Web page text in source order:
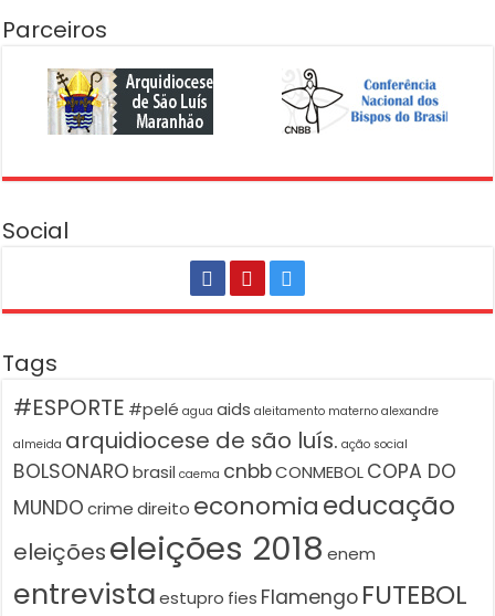
Parceiros
Social
Tags
#ESPORTE #pelé agua aids aleitamento materno alexandre
almeida arquidiocese de são luís. ação social
BOLSONARO brasil caema cnbbCONMEBOLCOPA DO
MUNDO crime direito economiaeducação
eleiçõeseleições 2018 enem
entrevista estupro fies Flamengo FUTEBOL